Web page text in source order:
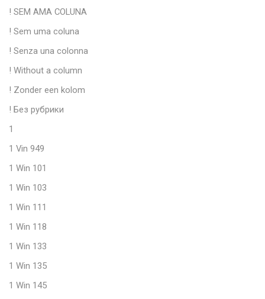
! SEM AMA COLUNA
! Sem uma coluna
! Senza una colonna
! Without a column
! Zonder een kolom
! Без рубрики
1
1 Vin 949
1 Win 101
1 Win 103
1 Win 111
1 Win 118
1 Win 133
1 Win 135
1 Win 145